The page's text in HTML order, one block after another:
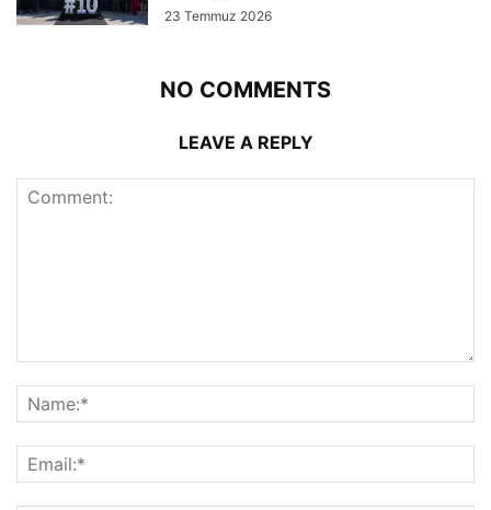
23 Temmuz 2026
NO COMMENTS
LEAVE A REPLY